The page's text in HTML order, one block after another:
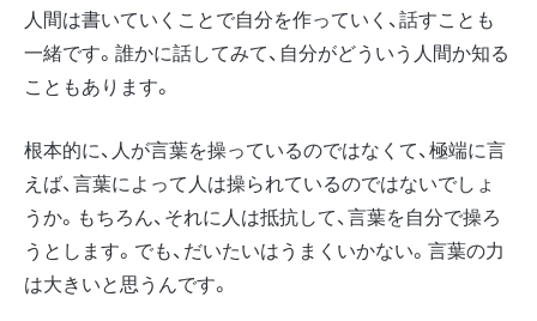
人間は書いていくことで自分を作っていく、話すことも
一緒です。誰かに話してみて、自分がどういう人間か知る
こともあります。
根本的に、人が言葉を操っているのではなくて、極端に言
えば、言葉によって人は操られているのではないでしょ
うか。もちろん、それに人は抵抗して、言葉を自分で操ろ
うとします。でも、だいたいはうまくいかない。言葉の力
は大きいと思うんです。